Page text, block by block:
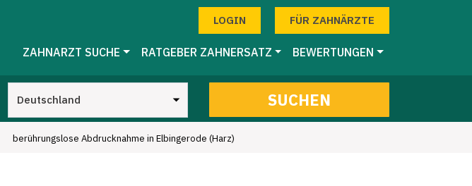
LOGIN FÜR ZAHNÄRZTE
ZAHNARZT SUCHE RATGEBER ZAHNERSATZ BEWERTUNGEN
SUCHEN
berührungslose Abdrucknahme in Elbingerode (Harz)